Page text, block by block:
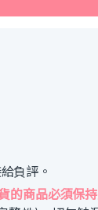
負評。
的商品必須保